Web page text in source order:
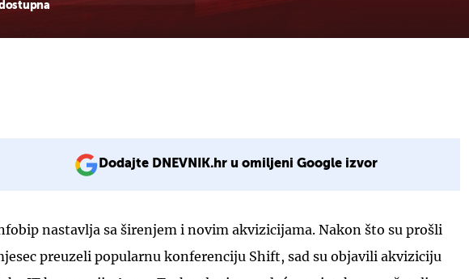
Dodajte DNEVNIK.hr u omiljeni Google izvor
nastavlja sa širenjem i novim akvizicijama. Nakon što su prošli
preuzeli popularnu konferenciju Shift, sad su objavili akviziciju